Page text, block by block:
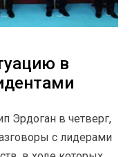
в
Эрдоган в четверг,
с лидерами